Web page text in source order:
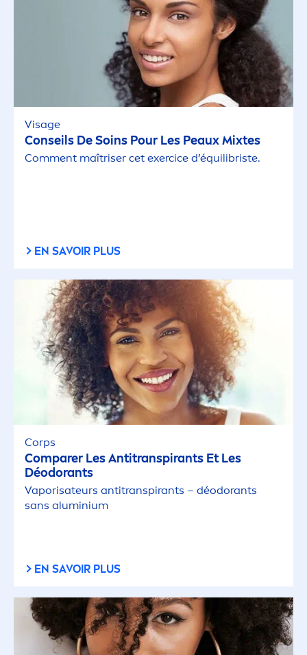
Visage
Conseils De Soins Pour Les Peaux Mixtes
Comment maîtriser cet exercice d’équilibriste.
EN SAVOIR PLUS
Corps
Comparer Les Antitranspirants Et Les
Déodorants
Vaporisateurs antitranspirants – déodorants
sans aluminium
EN SAVOIR PLUS